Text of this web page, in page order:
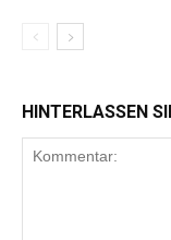
HINTERLASSEN